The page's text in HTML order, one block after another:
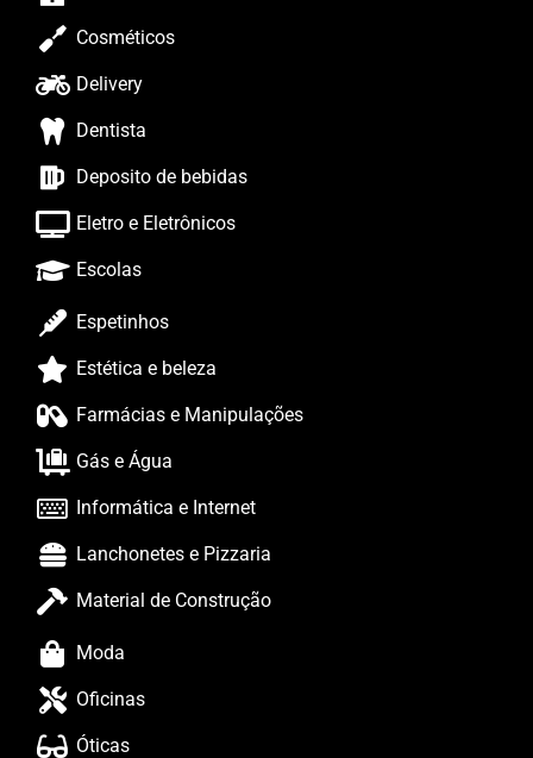
Cosméticos
Delivery
Dentista
Deposito de bebidas
Eletro e Eletrônicos
Escolas
Espetinhos
Estética e beleza
Farmácias e Manipulações
Gás e Água
Informática e Internet
Lanchonetes e Pizzaria
Material de Construção
Moda
Oficinas
Óticas